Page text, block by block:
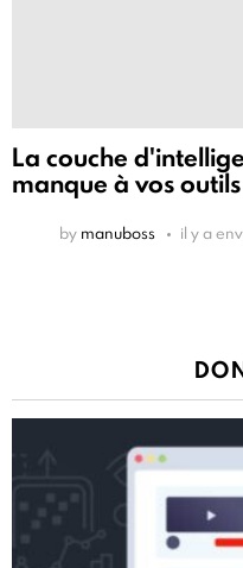
La couche
manque à vos
by manuboss il y a